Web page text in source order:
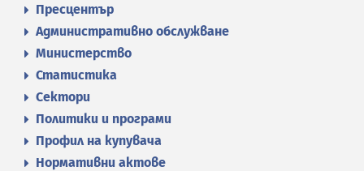
Пресцентър
Административно обслужване
Министерство
Статистика
Сектори
Политики и програми
Профил на купувача
Нормативни актове